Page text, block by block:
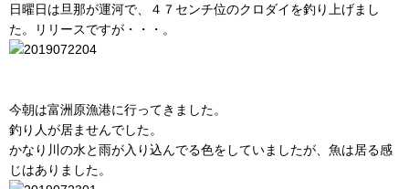
日曜日は旦那が運河で、４７センチ位のクロダイを釣り上げまし
た。リリースですが・・・。
今朝は富洲原漁港に行ってきました。
釣り人が居ませんでした。
かなり川の水と雨が入り込んでる色をしていましたが、魚は居る感
じはありました。